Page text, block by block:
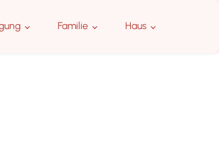
Familie Haus